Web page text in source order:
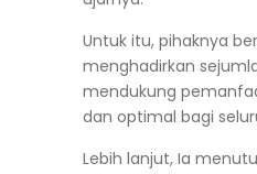
Untuk itu, pihaknya
menghadirkan
mendukung
dan optimal bagi
Lebih lanjut, Ia